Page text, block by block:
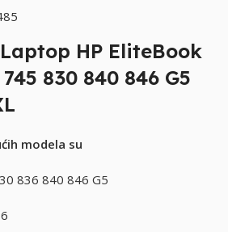
HP EliteBook
830 840 846 G5
modela su
836 840 846 G5